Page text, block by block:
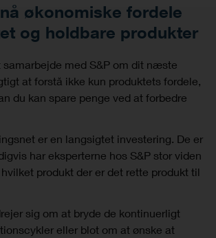
økonomiske fordele
og holdbare produkter
med S&P om dit næste
at forstå ikke kun produktets fordele,
du kan spare penge ved at forbedre
er en langsigtet investering. De er
har eksperterne hos S&P stor viden
produkt der er det rette produkt til
sig om at bryde de kontinuerligt
eller blot om at ønske at